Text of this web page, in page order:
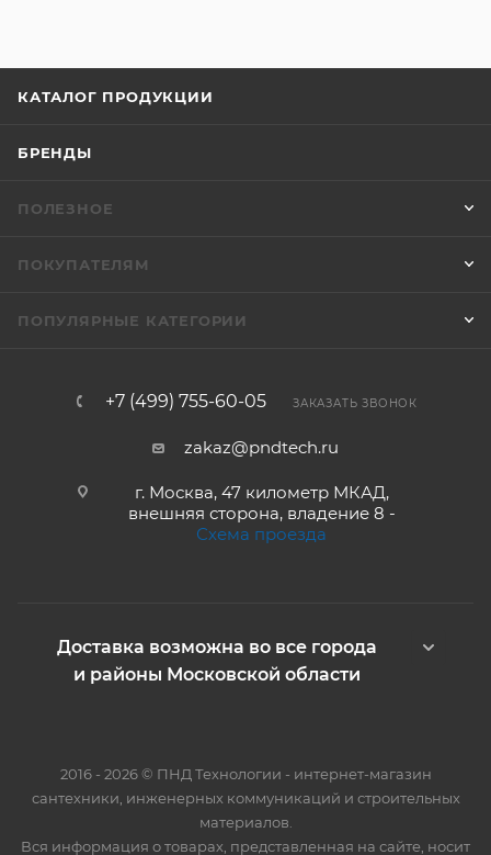
КАТАЛОГ ПРОДУКЦИИ
БРЕНДЫ
ПОЛЕЗНОЕ
ПОКУПАТЕЛЯМ
ПОПУЛЯРНЫЕ КАТЕГОРИИ
+7 (499) 755-60-05 ЗАКАЗАТЬ ЗВОНОК
zakaz@pndtech.ru
г. Москва, 47 километр МКАД,
внешняя сторона, владение 8 -
Схема проезда
Доставка возможна во все города
и районы Московской области
2016 - 2026 © ПНД Технологии - интернет-магазин
сантехники, инженерных коммуникаций и строительных
материалов.
Вся информация о товарах, представленная на сайте, носит